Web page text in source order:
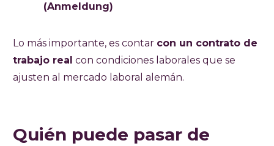
(Anmeldung)
Lo más importante, es contar con un contrato de
trabajo real con condiciones laborales que se
ajusten al mercado laboral alemán.
Quién puede pasar de